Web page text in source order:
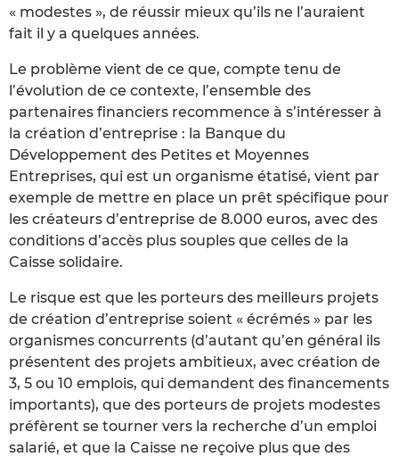
« modestes », de réussir mieux qu’ils ne l’auraient
fait il y a quelques années.
Le problème vient de ce que, compte tenu de
l’évolution de ce contexte, l’ensemble des
partenaires financiers recommence à s’intéresser à
la création d’entreprise : la Banque du
Développement des Petites et Moyennes
Entreprises, qui est un organisme étatisé, vient par
exemple de mettre en place un prêt spécifique pour
les créateurs d’entreprise de 8.000 euros, avec des
conditions d’accès plus souples que celles de la
Caisse solidaire.
Le risque est que les porteurs des meilleurs projets
de création d’entreprise soient « écrémés » par les
organismes concurrents (d’autant qu’en général ils
présentent des projets ambitieux, avec création de
3, 5 ou 10 emplois, qui demandent des financements
importants), que des porteurs de projets modestes
préfèrent se tourner vers la recherche d’un emploi
salarié, et que la Caisse ne reçoive plus que des